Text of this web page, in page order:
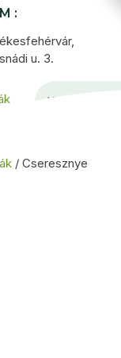
:
u. 3.
/ Cseresznye